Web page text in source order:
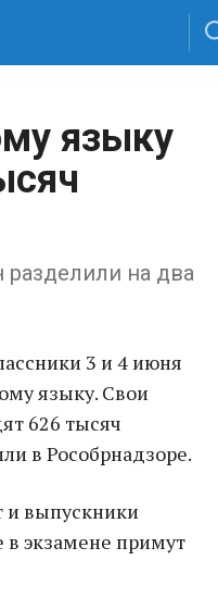
языку
на два
3 и 4 июня
языку. Свои
626 тысяч
в Рособрнадзоре.
и выпускники
в экзамене примут